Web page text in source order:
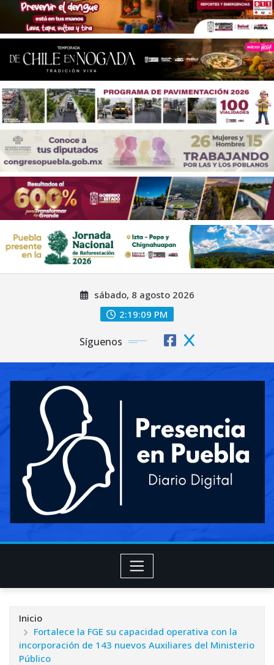
sábado, 8 agosto 2026
2:19:11 PM
Síguenos
Inicio
Fortalece la FGE su capacidad operativa con la
incorporación de 143 nuevos Auxiliares del Ministerio
Público